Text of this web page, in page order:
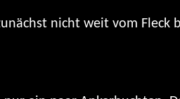
nicht weit vom Fleck